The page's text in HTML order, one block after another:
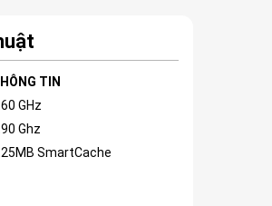
TIN
GHz
Ghz
SmartCache